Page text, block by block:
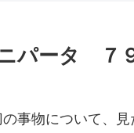
パータ ７
事物について、